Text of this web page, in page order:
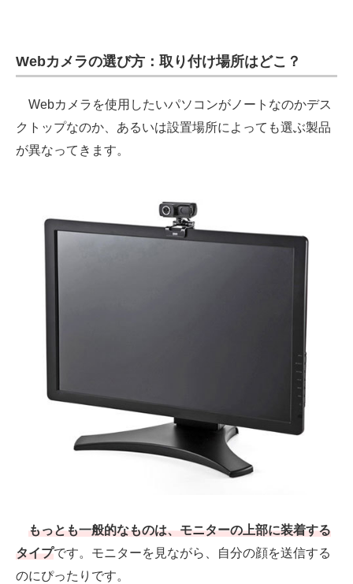
Webカメラの選び方：取り付け場所はどこ？
Webカメラを使用したいパソコンがノートなのかデス
クトップなのか、あるいは設置場所によっても選ぶ製品
が異なってきます。
もっとも一般的なものは、モニターの上部に装着する
タイプです。モニターを見ながら、自分の顔を送信する
のにぴったりです。